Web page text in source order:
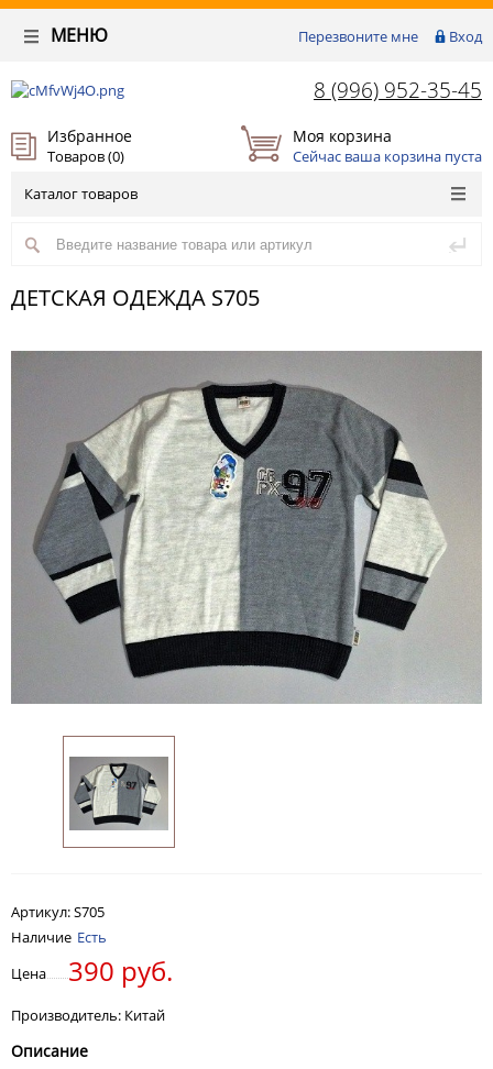
Перезвоните мне Вход
МЕНЮ
8 (996) 952-35-45
Избранное
Товаров (0)
Моя корзина
Сейчас ваша корзина пуста
Каталог товаров
ДЕТСКАЯ ОДЕЖДА S705
Артикул:S705
Наличие Есть
Цена
390 руб.
Производитель: Китай
Описание